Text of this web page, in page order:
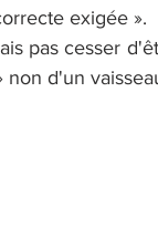
exigée ».
pas cesser
non d'un